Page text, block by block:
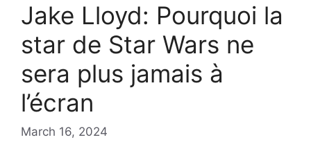
Jake Lloyd: Pourquoi la
star de Star Wars ne
sera plus jamais à
l’écran
March 16, 2024